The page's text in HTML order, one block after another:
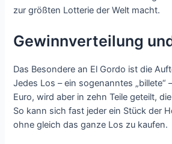
zur größten Lotterie der Welt macht.
Gewinnverteilung
Das Besondere an El Gordo ist die
Jedes Los – ein sogenanntes „billete“
Euro, wird aber in zehn Teile geteilt,
So kann sich fast jeder ein Stück der
ohne gleich das ganze Los zu kaufen.